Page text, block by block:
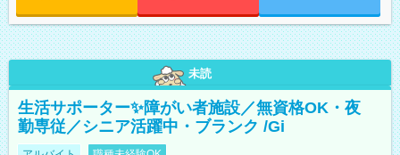
未読
生活サポーター✨障がい者施設／無資格OK・夜
勤専従／シニア活躍中・ブランク /Gi